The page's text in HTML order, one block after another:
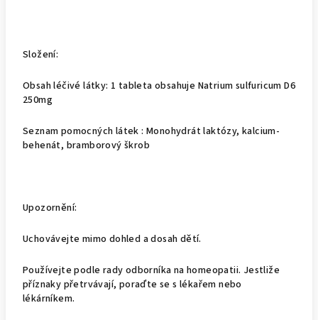
Složení:
Obsah léčivé látky: 1 tableta obsahuje Natrium sulfuricum D6
250mg
Seznam pomocných látek : Monohydrát laktózy, kalcium-
behenát, bramborový škrob
Upozornění:
Uchovávejte mimo dohled a dosah dětí.
Používejte podle rady odborníka na homeopatii. Jestliže
příznaky přetrvávají, poraďte se s lékařem nebo
lékárníkem.